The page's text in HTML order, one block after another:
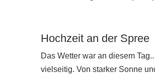
Hochzeit an der Spree
Das Wetter war an diesem
vielseitig. Von starker Sonne